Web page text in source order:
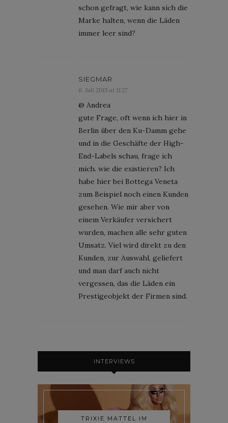
schon gefragt, wie kann sich die
Marke halten, wenn die Läden
immer leer sind?
SIEGMAR
6. Juli 2015 at 11:27
@ Andrea
gute Frage, oft wenn ich hier in
Berlin über den Ku-Damm gehe
und in die Geschäfte der High-
End-Labels schau, frage ich
mich. wie die existieren? Ich
habe hier bei Bottega Veneta
zum Beispiel noch einen Kunden
gesehen. Wie mir aber von
einem Verkäufer versichert
wurden, machen alle sehr guten
Umsatz. Viel wird direkt zu den
Kunden, zur Auswahl, geliefert
und man darf auch nicht
vergessen, das die Läden ein
Prestigeobjekt der Firmen sind.
INTERVIEWS
TRIXIE MATTEL IM